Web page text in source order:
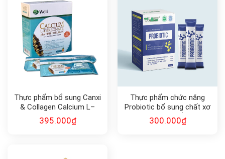
Thực phẩm bổ sung Canxi
& Collagen Calcium L–
Threonate Plus Fish
Collagen and Acerola
395.000₫
Thực phẩm chức năng
Probiotic bổ sung chất xơ
và lợi khuẩn
300.000₫